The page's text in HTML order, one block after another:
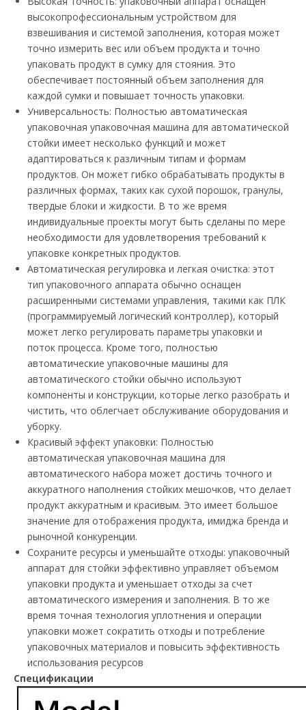
высокопрофессиональным устройством для
взвешивания и системой заполнения, которая может
точно измерить вес или объем продукта и точно
упаковать продукт в сумку для стояния. Это
обеспечивает постоянный объем заполнения для
каждой сумки и повышает точность упаковки.
Универсальность: Полностью автоматическая
упаковочная упаковочная машина для автоматической
стойки имеет несколько функций и может
адаптироваться к различным типам и формам
продуктов. Он может гибко обрабатывать продукты в
различных формах, таких как сухой порошок, гранулы,
твердые блоки и жидкости. В то же время
индивидуальные проекты могут быть сделаны по мере
необходимости для удовлетворения требований к
упаковке конкретных продуктов.
Автоматическая регулировка и легкая очистка: этот
тип упаковочного аппарата обычно оснащен
расширенными системами управления, такими как ПЛК
(программируемый логический контроллер), который
может легко регулировать параметры упаковки и
поток процесса. Кроме того, полностью
автоматические упаковочные машины для
автоматического стойки обычно используют
компоненты и конструкции, которые легко разобрать и
чистить, что облегчает обслуживание оборудования и
уборку.
Красивый эффект упаковки: Полностью
автоматическая упаковочная машина для
автоматического набора может достичь точного и
аккуратного наполнения стойких мешочков, что делает
продукт аккуратным и красивым. Это имеет большое
значение для отображения продукта, имиджа бренда и
рыночной конкуренции.
Сохраните ресурсы и уменьшайте отходы: упаковочный
аппарат для стойки эффективно управляет объемом
упаковки продукта и уменьшает отходы за счет
автоматического измерения и заполнения. В то же
время точная технология уплотнения и операции
упаковки может сократить отходы и потребление
упаковочных материалов и повысить эффективность
использования ресурсов
Спецификации